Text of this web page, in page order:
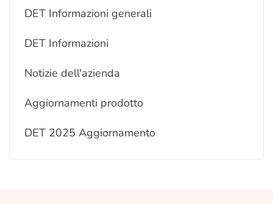
DET Informazioni generali
DET Informazioni
Notizie dell'azienda
Aggiornamenti prodotto
DET 2025 Aggiornamento